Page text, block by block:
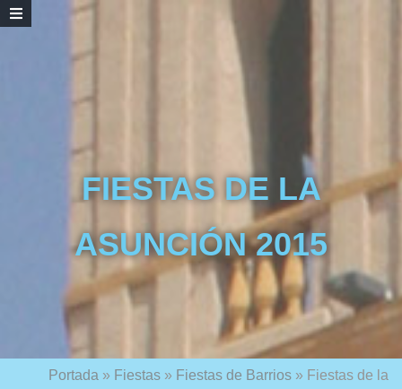
FIESTAS DE LA
ASUNCIÓN 2015
Portada » Fiestas » Fiestas de Barrios » Fiestas de la